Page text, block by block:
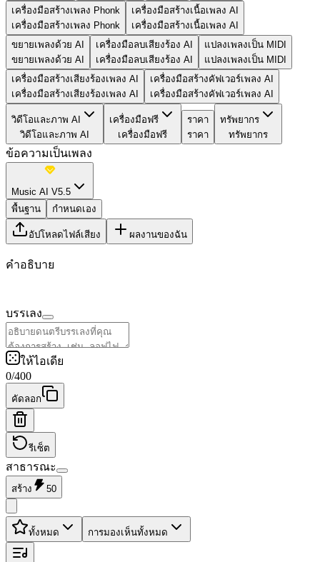
เครื่องมือสร้างเพลง Phonk
เครื่องมือสร้างเพลง Phonk
เครื่องมือสร้างเนื้อเพลง AI
เครื่องมือสร้างเนื้อเพลง AI
ขยายเพลงด้วย AI
ขยายเพลงด้วย AI
เครื่องมือลบเสียงร้อง AI
เครื่องมือลบเสียงร้อง AI
แปลงเพลงเป็น MIDI
แปลงเพลงเป็น MIDI
เครื่องมือสร้างเสียงร้องเพลง AI
เครื่องมือสร้างเสียงร้องเพลง AI
เครื่องมือสร้างคัฟเวอร์เพลง AI
เครื่องมือสร้างคัฟเวอร์เพลง AI
วิดีโอและภาพ AI
วิดีโอและภาพ AI
เครื่องมือฟรี
เครื่องมือฟรี
ราคา
ราคา
ทรัพยากร
ทรัพยากร
ข้อความเป็นเพลง
Music AI V5.5
พื้นฐาน
กำหนดเอง
อัปโหลดไฟล์เสียง ผลงานของฉัน
คำอธิบาย
บรรเลง
ให้ไอเดีย
0/400
คัดลอก
รีเซ็ต
สาธารณะ
สร้าง 50
ทั้งหมด การมองเห็นทั้งหมด